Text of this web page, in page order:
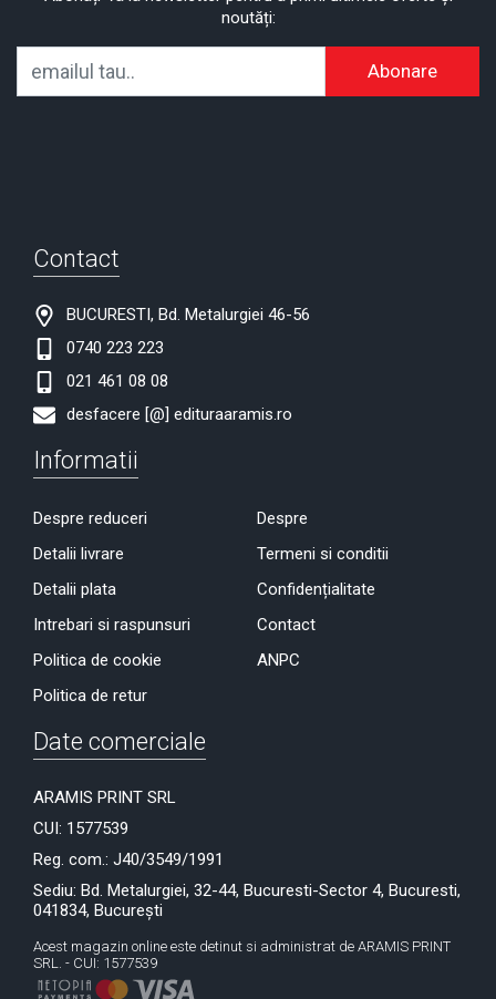
noutăți:
Abonare
Contact
BUCURESTI, Bd. Metalurgiei 46-56
0740 223 223
021 461 08 08
desfacere [@] edituraaramis.ro
Informatii
Despre reduceri
Detalii livrare
Detalii plata
Intrebari si raspunsuri
Politica de cookie
Politica de retur
Despre
Termeni si conditii
Confidențialitate
Contact
ANPC
Date comerciale
ARAMIS PRINT SRL
CUI: 1577539
Reg. com.: J40/3549/1991
Sediu: Bd. Metalurgiei, 32-44, Bucuresti-Sector 4, Bucuresti,
041834, București
Acest magazin online este detinut si administrat de ARAMIS PRINT
SRL. - CUI: 1577539